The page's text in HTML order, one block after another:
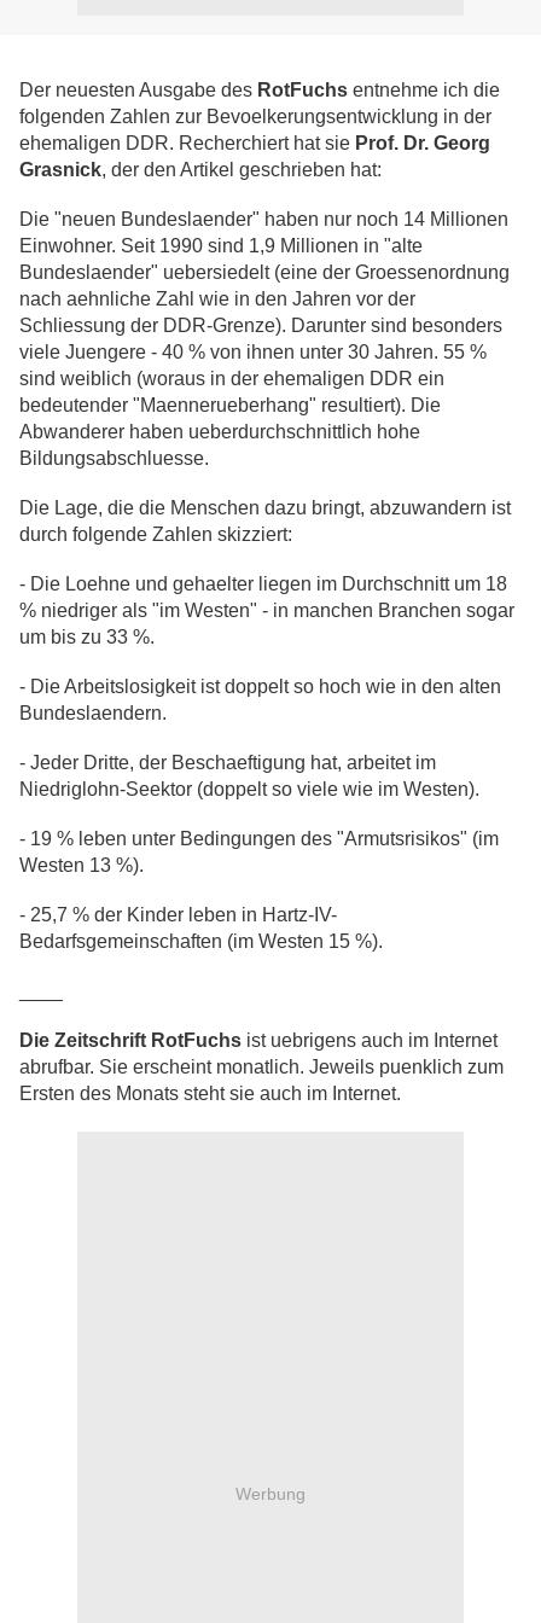
Der neuesten Ausgabe des RotFuchs entnehme ich die
folgenden Zahlen zur Bevoelkerungsentwicklung in der
ehemaligen DDR. Recherchiert hat sie Prof. Dr. Georg
Grasnick, der den Artikel geschrieben hat:
Die "neuen Bundeslaender" haben nur noch 14 Millionen
Einwohner. Seit 1990 sind 1,9 Millionen in "alte
Bundeslaender" uebersiedelt (eine der Groessenordnung
nach aehnliche Zahl wie in den Jahren vor der
Schliessung der DDR-Grenze). Darunter sind besonders
viele Juengere - 40 % von ihnen unter 30 Jahren. 55 %
sind weiblich (woraus in der ehemaligen DDR ein
bedeutender "Maennerueberhang" resultiert). Die
Abwanderer haben ueberdurchschnittlich hohe
Bildungsabschluesse.
Die Lage, die die Menschen dazu bringt, abzuwandern ist
durch folgende Zahlen skizziert:
- Die Loehne und gehaelter liegen im Durchschnitt um 18
% niedriger als "im Westen" - in manchen Branchen sogar
um bis zu 33 %.
- Die Arbeitslosigkeit ist doppelt so hoch wie in den alten
Bundeslaendern.
- Jeder Dritte, der Beschaeftigung hat, arbeitet im
Niedriglohn-Seektor (doppelt so viele wie im Westen).
- 19 % leben unter Bedingungen des "Armutsrisikos" (im
Westen 13 %).
- 25,7 % der Kinder leben in Hartz-IV-
Bedarfsgemeinschaften (im Westen 15 %).
Die Zeitschrift RotFuchs ist uebrigens auch im Internet
abrufbar. Sie erscheint monatlich. Jeweils puenklich zum
Ersten des Monats steht sie auch im Internet.
Werbung